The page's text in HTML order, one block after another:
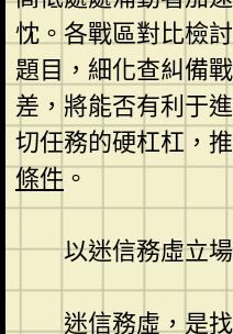
忱。各戰區對比檢
題目，細化查糾備
差，將能否有利于
切任務的硬杠杠，
條件。
以迷信務虛立
迷信務虛，是